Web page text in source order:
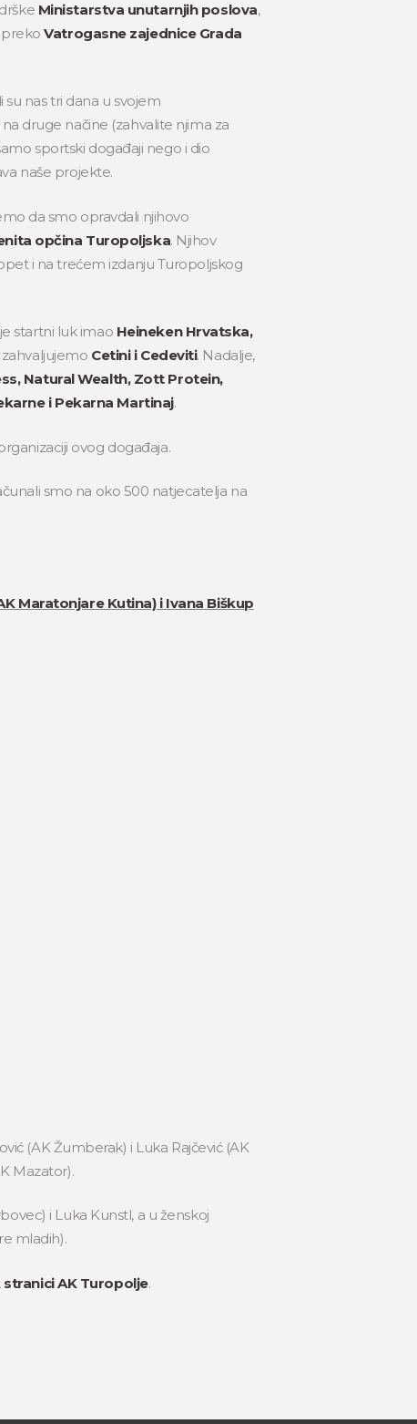
Ministarstva unutarnjih poslova,
prekoVatrogasne zajednice Grada
nas tri dana u svojem
druge načine (zahvalite njima za
sportski događaji nego i dio
naše projekte.
da smo opravdali njihovo
opčina Turopoljska. Njihov
i na trećem izdanju Turopoljskog
startni luk imao Heineken Hrvatska,
Cetini i Cedeviti. Nadalje,
Natural Wealth, Zott Protein,
i Pekarna Martinaj.
ovog događaja.
smo na oko 500 natjecatelja na
Maratonjare Kutina) i Ivana Biškup
(AK Žumberak) i Luka Rajčević (AK
Mazator).
i Luka Kunstl, a u ženskoj
mladih).
AK Turopolje.